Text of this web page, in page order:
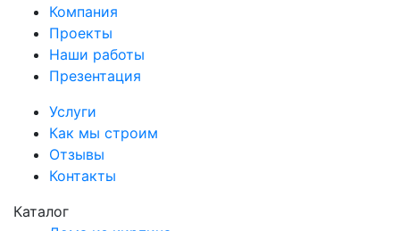
Компания
Проекты
Наши работы
Презентация
Услуги
Как мы строим
Отзывы
Контакты
Каталог